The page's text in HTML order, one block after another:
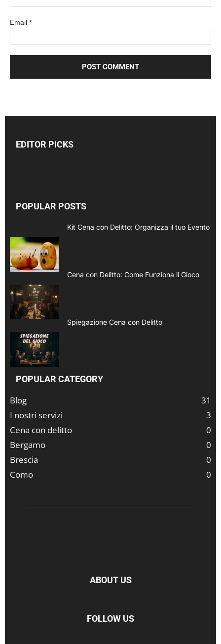
Email *
EDITOR PICKS
POPULAR POSTS
Kit Cena con Delitto: Organizza il tuo Evento
Cena con Delitto: Come Funziona il Gioco
Spiegazione Cena con Delitto
POPULAR CATEGORY
Blog
31
I nostri servizi
3
Cena con delitto
0
Bergamo
0
Brescia
0
Como
0
ABOUT US
FOLLOW US